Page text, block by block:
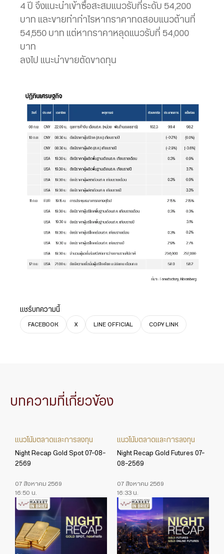
4 ปี จึงแนะนำเข้าซื้อสะสมแนวรับที่ระดับ 54,200
บาท และขายทำกำไรหากราคาทดสอบแนวต้านที่
54,550 บาท แต่หากราคาหลุดแนวรับที่ 54,000
บาท
ลงไป แนะนำขายตัดขาดทุน
แชร์บทความนี้
FACEBOOK X LINE OFFICIAL COPY LINK
บทความที่เกี่ยวข้อง
แนวโน้มตลาดและการลงทุน
Night Recap Gold Spot 07-08-
2569
07 สิงหาคม 2569
16:50 น.
แนวโน้มตลาดและการลงทุน
Night Recap Gold Futures 07-
08-2569
07 สิงหาคม 2569
16:33 น.